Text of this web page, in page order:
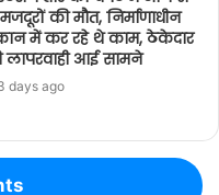
की मौत, निर्माणाधीन
में कर रहे थे काम, ठेकेदार
लापरवाही आई सामने
days ago